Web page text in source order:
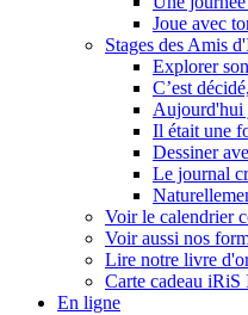
Joue avec
Stages des Amis
Explorer
C’est
Aujourd'hui
Il était une
Dessiner
Le journal
Voir le calendrier
Voir aussi nos
Lire notre livre
Carte cadeau iRiS
En ligne